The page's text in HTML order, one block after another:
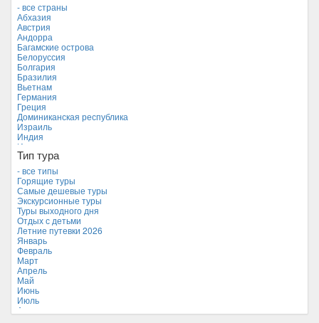
- все страны
Абхазия
Австрия
Андорра
Багамские острова
Белоруссия
Болгария
Бразилия
Вьетнам
Германия
Греция
Доминиканская республика
Израиль
Индия
Индонезия
Иордания
Италия
Камбоджа
Кипр
Куба
Мальдивские острова
Мальта
Новая Зеландия
Объединенные Арабские Эмираты
Перу
Россия
Таиланд
Тунис
Турция
Финляндия
Франция
Тип тура
- все типы
Горящие туры
Самые дешевые туры
Экскурсионные туры
Туры выходного дня
Отдых с детьми
Летние путевки 2026
Январь
Февраль
Март
Апрель
Май
Июнь
Июль
Август